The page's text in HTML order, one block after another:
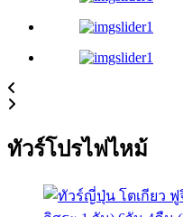
ทัวร์โปรไฟไหม้